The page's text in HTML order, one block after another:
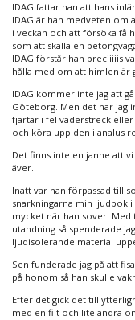
IDAG fattar han att hans
IDAG är han medveten om
i veckan och att försöka få
som att skalla en
IDAG förstår han preciiiiis
hålla med om att himlen är
IDAG kommer inte jag att
Göteborg. Men det har jag
fjärtar i fel väderstreck eller
och köra upp den i analus
Det finns inte en janne att
äver.
Inatt var han förpassad till
snarkningarna min ljudbok i
mycket när han sover. Med
utandning så spenderade
ljudisolerande material
Sen funderade jag på att
på honom så han skulle
Efter det gick det till
med en filt och lite andra